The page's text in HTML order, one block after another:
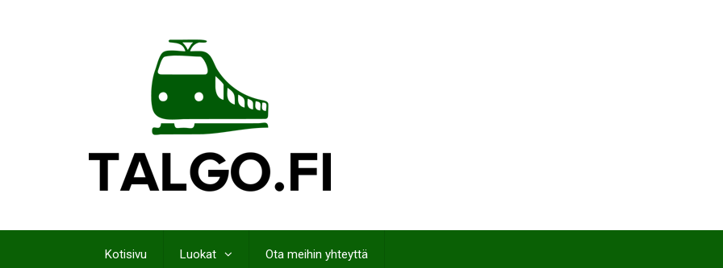
Kotisivu Luokat Ota meihin yhteyttä